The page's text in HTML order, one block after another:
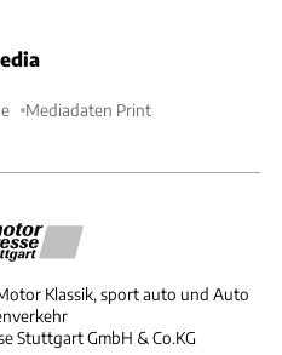
Mediadaten Print
Klassik, sport auto und Auto
Stuttgart GmbH & Co.KG